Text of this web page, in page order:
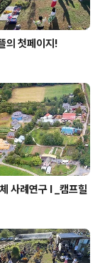
의 첫페이지!
사례연구 I _캠프힐